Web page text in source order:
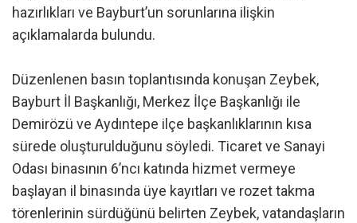
hazırlıkları ve Bayburt’un sorunlarına ilişkin
açıklamalarda bulundu.
Düzenlenen basın toplantısında konuşan Zeybek,
Bayburt İl Başkanlığı, Merkez İlçe Başkanlığı ile
Demirözü ve Aydıntepe ilçe başkanlıklarının kısa
sürede oluşturulduğunu söyledi. Ticaret ve Sanayi
Odası binasının 6’ncı katında hizmet vermeye
başlayan il binasında üye kayıtları ve rozet takma
törenlerinin sürdüğünü belirten Zeybek, vatandaşların